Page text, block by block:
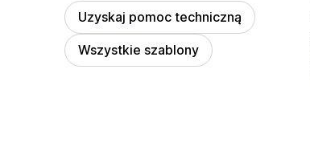
Uzyskaj pomoc techniczną
Wszystkie szablony